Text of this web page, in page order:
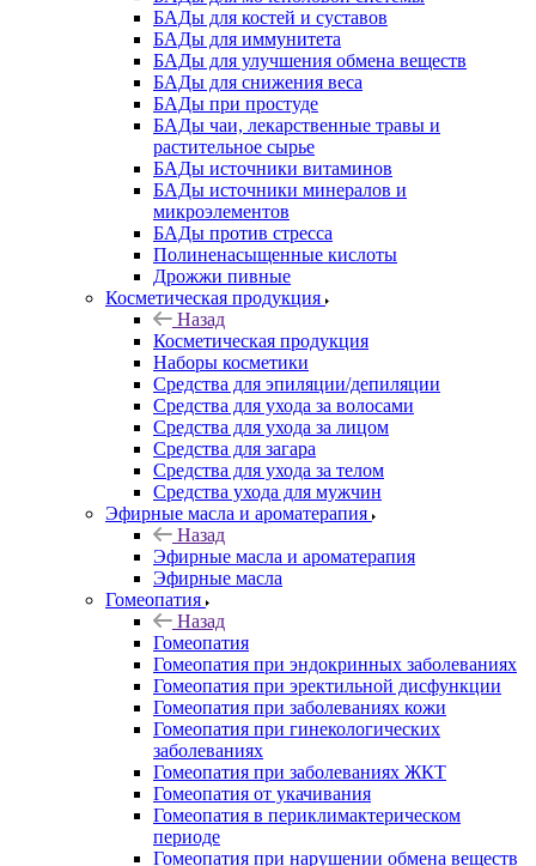
БАДы для костей и суставов
БАДы для иммунитета
БАДы для улучшения обмена веществ
БАДы для снижения веса
БАДы при простуде
БАДы чаи, лекарственные травы и
растительное сырье
БАДы источники витаминов
БАДы источники минералов и
микроэлементов
БАДы против стресса
Полиненасыщенные кислоты
Дрожжи пивные
Косметическая продукция
Назад
Косметическая продукция
Наборы косметики
Средства для эпиляции/депиляции
Средства для ухода за волосами
Средства для ухода за лицом
Средства для загара
Средства для ухода за телом
Средства ухода для мужчин
Эфирные масла и ароматерапия
Назад
Эфирные масла и ароматерапия
Эфирные масла
Гомеопатия
Назад
Гомеопатия
Гомеопатия при эндокринных заболеваниях
Гомеопатия при эректильной дисфункции
Гомеопатия при заболеваниях кожи
Гомеопатия при гинекологических
заболеваниях
Гомеопатия при заболеваниях ЖКТ
Гомеопатия от укачивания
Гомеопатия в периклимактерическом
периоде
Гомеопатия при нарушении обмена веществ